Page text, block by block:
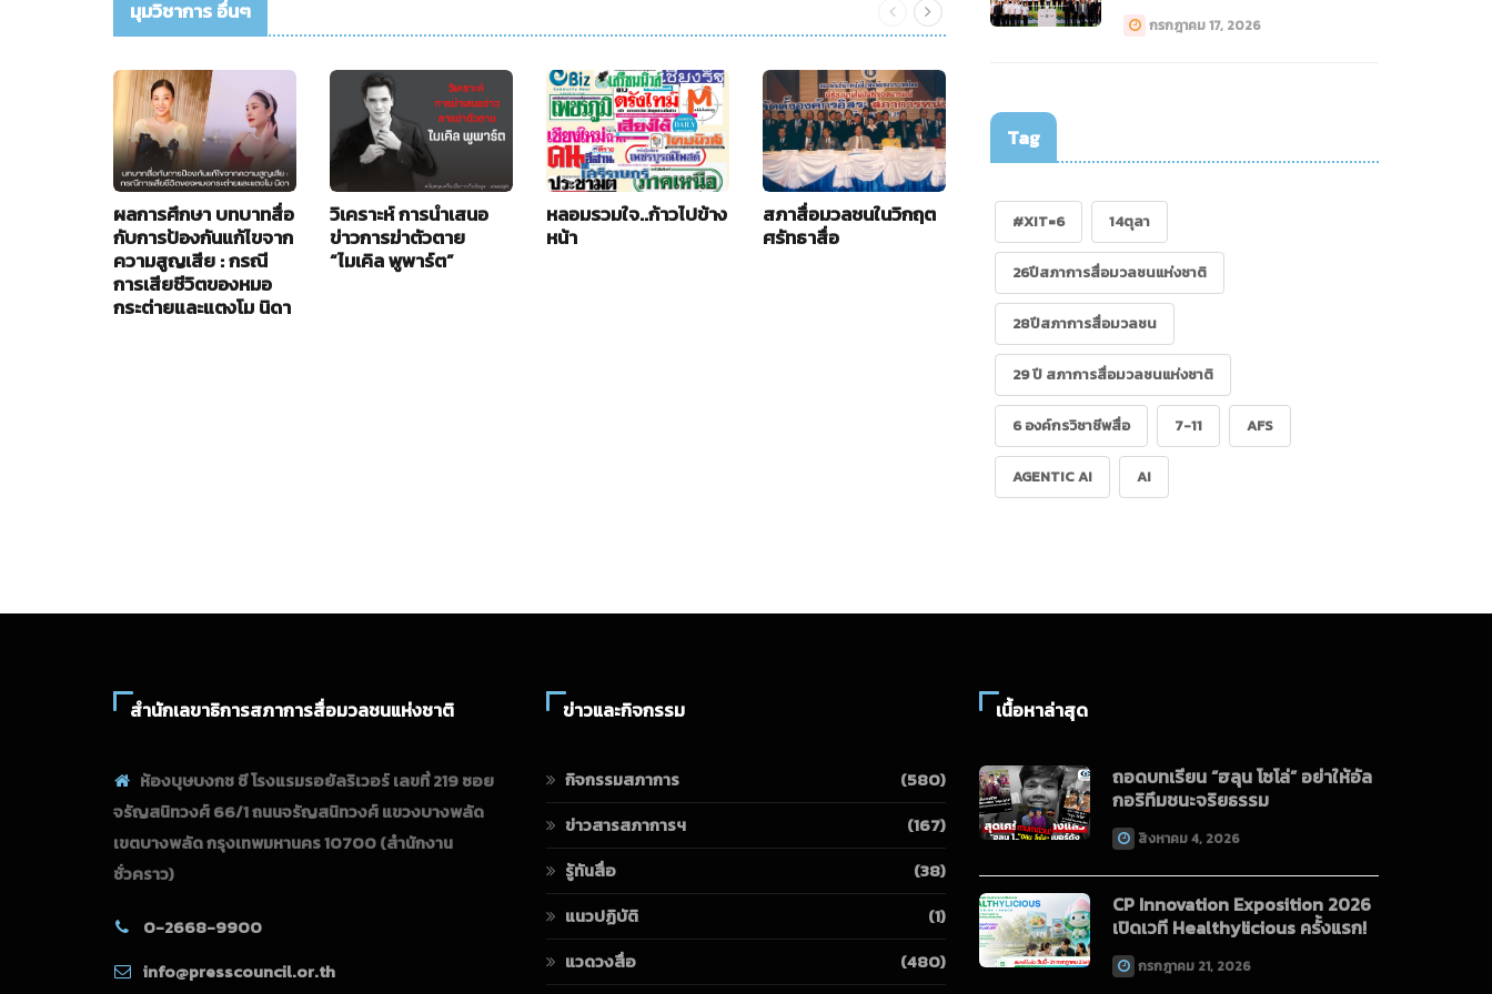
มุมวิชาการ อื่นๆ
ผลการศึกษา บทบาทสื่อ
กับการป้องกันแก้ไขจาก
ความสูญเสีย : กรณี
การเสียชีวิตของหมอ
กระต่ายและแตงโม นิดา
วิเคราะห์ การนำเสนอ
ข่าวการฆ่าตัวตาย
“ไมเคิล พูพาร์ต”
หลอมรวมใจ..ก้าวไปข้าง
หน้า
สภาสื่อมวลชนในวิกฤต
ศรัทธาสื่อ
สภาการสื่อมวลชนฯ กับ
การปฏิรูปสื่อ
กรกฎาคม 17, 2026
Tag
#XIT=6 14ตุลา
26ปีสภาการสื่อมวลชนแห่งชาติ
28ปีสภาการสื่อมวลชน
29 ปี สภาการสื่อมวลชนแห่งชาติ
6 องค์กรวิชาชีพสื่อ 7-11 AFS
AGENTIC AI AI
สำนักเลขาธิการสภาการสื่อมวลชนแห่งชาติ
ห้องบุษบงกช ซี โรงแรมรอยัลริเวอร์ เลขที่ 219 ซอย
จรัญสนิทวงศ์ 66/1 ถนนจรัญสนิทวงศ์ แขวงบางพลัด
เขตบางพลัด กรุงเทพมหานคร 10700(สำนักงาน
ชั่วคราว)
0-2668-9900
info@presscouncil.or.th
ข่าวและกิจกรรม
กิจกรรมสภาการ
(580)
ข่าวสารสภาการฯ
(167)
รู้ทันสื่อ
(38)
แนวปฏิบัติ
(1)
แวดวงสื่อ
(480)
เนื้อหาล่าสุด
ถอดบทเรียน “ฮลุน โซโล่” อย่าให้อัล
กอริทึมชนะจริยธรรม
สิงหาคม 4, 2026
CP Innovation Exposition 2026
เปิดเวที Healthylicious ครั้งแรก!
กรกฎาคม 21, 2026